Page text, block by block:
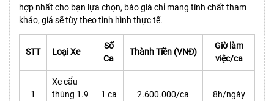
hợp nhất cho bạn lựa chọn, báo giá chỉ mang tính chất tham
khảo, giá sẽ tùy theo tình hình thực tế.
STT Loại Xe
Số
Ca
Thành Tiền (VNĐ)
Giờ làm
việc/ca
1
Xe cẩu
thùng 1.9
1 ca 2.600.000/ca 8h/ngày